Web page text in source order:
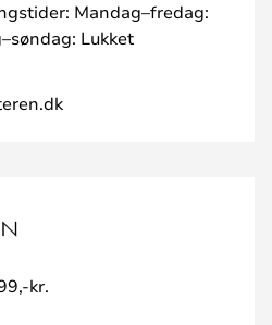
Mandag–fredag:
Lukket
kr.